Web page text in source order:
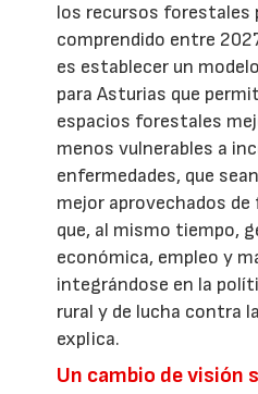
los recursos forestales
comprendido entre
es establecer un
para Asturias que
espacios forestales
menos vulnerables a
enfermedades, que
mejor aprovechados
que, al mismo tiempo,
económica, empleo y
integrándose en la
rural y de lucha contra
explica.
Un cambio de visión